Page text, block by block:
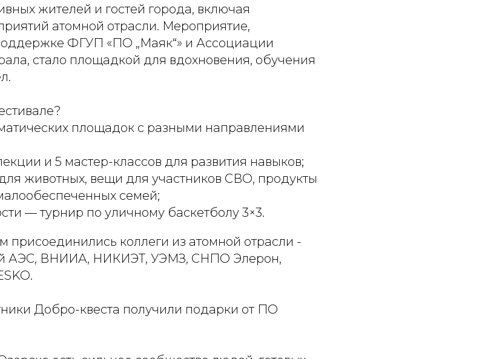
жителей и гостей города, включая
атомной отрасли. Мероприятие,
ФГУП «ПО „Маяк“» и Ассоциации
стало площадкой для вдохновения, обучения
площадок с разными направлениями
и 5 мастер-классов для развития навыков;
животных, вещи для участников СВО, продукты
семей;
— турнир по уличному баскетболу 3×3.
присоединились коллеги из атомной отрасли -
АЭС, ВНИИА, НИКИЭТ, УЭМЗ, СНПО Элерон,
Добро-квеста получили подарки от ПО